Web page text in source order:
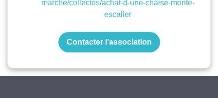
marche/collectes/achat-d-une-chaise-monte-
escalier
Contacter l’association